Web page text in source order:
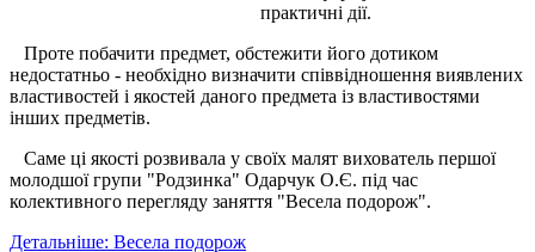
практичні дії.
Проте побачити предмет, обстежити його дотиком
недостатньо - необхідно визначити співвідношення виявлених
властивостей і якостей даного предмета із властивостями
інших предметів.
Саме ці якості розвивала у своїх малят вихователь першої
молодшої групи "Родзинка" Одарчук О.Є. під час
колективного перегляду заняття "Весела подорож".
Детальніше: Весела подорож